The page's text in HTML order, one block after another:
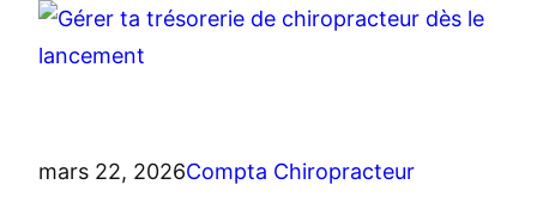
mars 22, 2026Compta Chiropracteur